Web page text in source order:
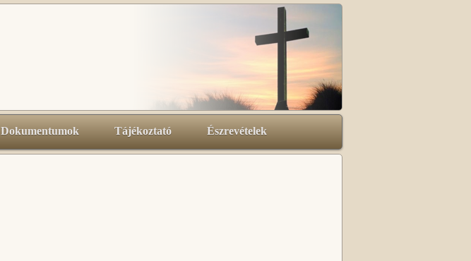
Dokumentumok Tájékoztató Észrevételek